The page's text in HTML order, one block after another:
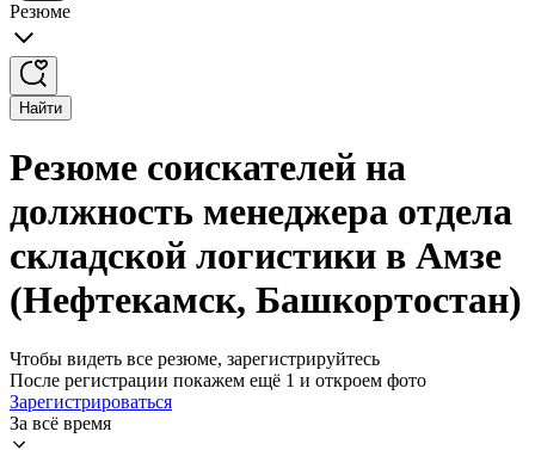
Резюме
Найти
Резюме соискателей на
должность менеджера отдела
складской логистики в Амзе
(Нефтекамск, Башкортостан)
Чтобы видеть все резюме, зарегистрируйтесь
После регистрации покажем ещё 1 и откроем фото
Зарегистрироваться
За всё время